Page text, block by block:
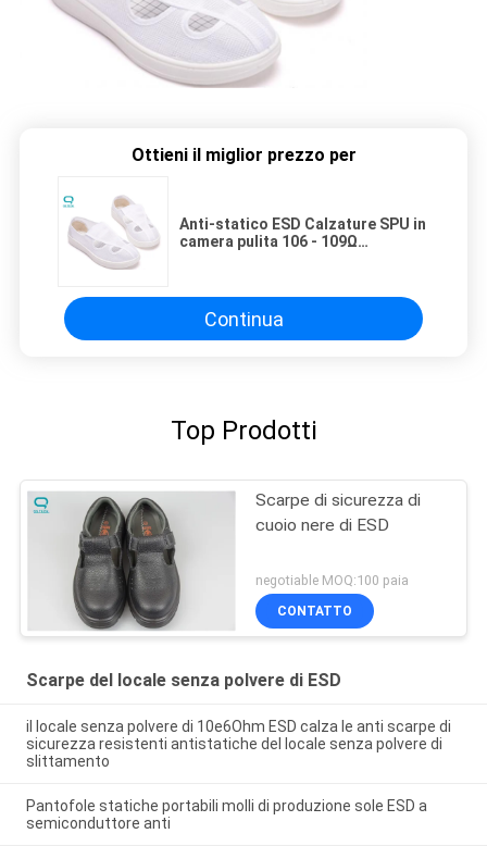
Ottieni il miglior prezzo per
Anti-statico ESD Calzature SPU in
camera pulita 106 - 109Ω
Continua
Top Prodotti
Scarpe di sicurezza di
cuoio nere di ESD
negotiable MOQ:100 paia
CONTATTO
Scarpe del locale senza polvere di ESD
il locale senza polvere di 10e6Ohm ESD calza le anti scarpe di
sicurezza resistenti antistatiche del locale senza polvere di
slittamento
Pantofole statiche portabili molli di produzione sole ESD a
semiconduttore anti